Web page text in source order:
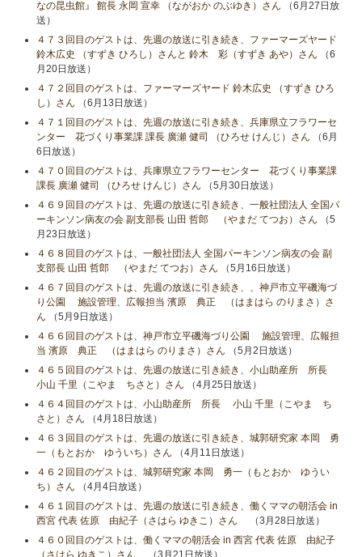
なの昆虫館』 館長 永岡 宣幸 （ながおか のぶゆき）さん （6月27日放
送）
４７３回目のゲストは、先週の放送に引き続き、ファーマーズヤード
鈴木広史 （すずき ひろし）さんと 鈴木 彩（すずき あや）さん （6
月20日放送）
４７２回目のゲストは、ファーマーズヤード 鈴木広史 （すずき ひろ
し）さん （6月13日放送）
４７１回目のゲストは、先週の放送に引き続き、兵庫県立フラワーセ
ンター 花づくり事業課 課長 廣瀬 健司 （ひろせ けんじ）さん （6月
6日放送）
４７０回目のゲストは、兵庫県立フラワーセンター 花づくり事業課
課長 廣瀬 健司 （ひろせ けんじ）さん （5月30日放送）
４６９回目のゲストは、先週の放送に引き続き、一般社団法人 全国パ
ーキンソン病友の会 副支部長 山田 哲郎 （やまだ てつお）さん （5
月23日放送）
４６８回目のゲストは、一般社団法人 全国パーキンソン病友の会 副
支部長 山田 哲郎 （やまだ てつお）さん （5月16日放送）
４６７回目のゲストは、先週の放送に引き続き、、神戸市立平磯海づ
り公園 施設管理、広報担当 濱原 典正 （はまはら のりまさ）さ
ん （5月9日放送）
４６６回目のゲストは、神戸市立平磯海づり公園 施設管理、広報担
当 濱原 典正 （はまはら のりまさ）さん （5月2日放送）
４６５回目のゲストは、先週の放送に引き続き、小山助産所 所長
小山​ 千里（こやま ちさと）さん （4月25日放送）
４６４回目のゲストは、小山助産所 所長 小山​ 千里（こやま ち
さと）さん （4月18日放送）
４６３回目のゲストは、先週の放送に引き続き、城郭研究家 本岡 勇
一（もとおか ゆういち）さん （4月11日放送）
４６２回目のゲストは、城郭研究家 本岡 勇一（もとおか ゆうい
ち）さん （4月4日放送）
４６１回目のゲストは、先週の放送に引き続き、働くママの朝活会 in
西宮 代表 佐原 由紀子（さはら ゆきこ）さん
（3月28日放送）
４６０回目のゲストは、働くママの朝活会 in 西宮 代表 佐原 由紀子
（さはら ゆきこ）さん
（3月21日放送）